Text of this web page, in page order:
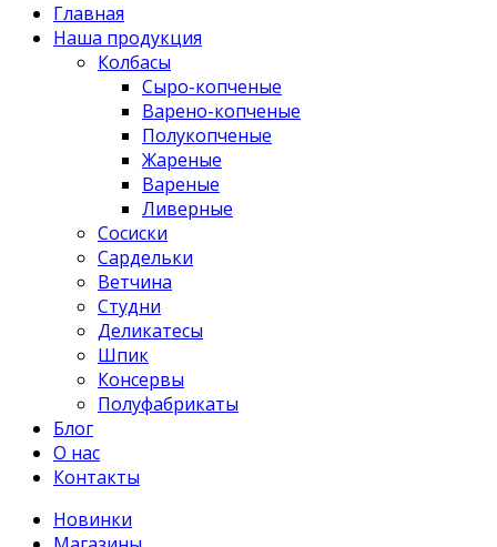
Главная
Наша продукция
Колбасы
Сыро-копченые
Варено-копченые
Полукопченые
Жареные
Вареные
Ливерные
Сосиски
Сардельки
Ветчина
Студни
Деликатесы
Шпик
Консервы
Полуфабрикаты
Блог
О нас
Контакты
Новинки